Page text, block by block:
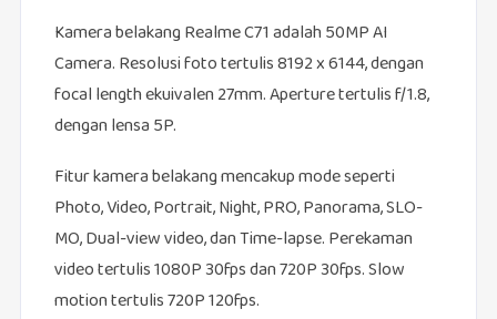
Kamera belakang Realme C71 adalah 50MP AI
Camera. Resolusi foto tertulis 8192 x 6144, dengan
focal length ekuivalen 27mm. Aperture tertulis f/1.8,
dengan lensa 5P.
Fitur kamera belakang mencakup mode seperti
Photo, Video, Portrait, Night, PRO, Panorama, SLO-
MO, Dual-view video, dan Time-lapse. Perekaman
video tertulis 1080P 30fps dan 720P 30fps. Slow
motion tertulis 720P 120fps.